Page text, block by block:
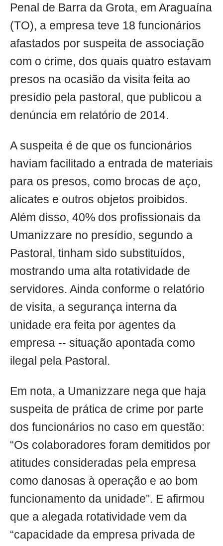
Penal de Barra da Grota, em Araguaína
(TO), a empresa teve 18 funcionários
afastados por suspeita de associação
com o crime, dos quais quatro estavam
presos na ocasião da visita feita ao
presídio pela pastoral, que publicou a
denúncia em relatório de 2014.
A suspeita é de que os funcionários
haviam facilitado a entrada de materiais
para os presos, como brocas de aço,
alicates e outros objetos proibidos.
Além disso, 40% dos profissionais da
Umanizzare no presídio, segundo a
Pastoral, tinham sido substituídos,
mostrando uma alta rotatividade de
servidores. Ainda conforme o relatório
de visita, a segurança interna da
unidade era feita por agentes da
empresa -- situação apontada como
ilegal pela Pastoral.
Em nota, a Umanizzare nega que haja
suspeita de prática de crime por parte
dos funcionários no caso em questão:
“Os colaboradores foram demitidos por
atitudes consideradas pela empresa
como danosas à operação e ao bom
funcionamento da unidade”. E afirmou
que a alegada rotatividade vem da
“capacidade da empresa privada de